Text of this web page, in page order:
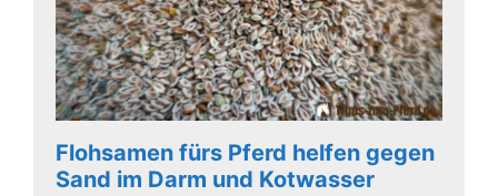
Flohsamen fürs Pferd helfen gegen
Sand im Darm und Kotwasser